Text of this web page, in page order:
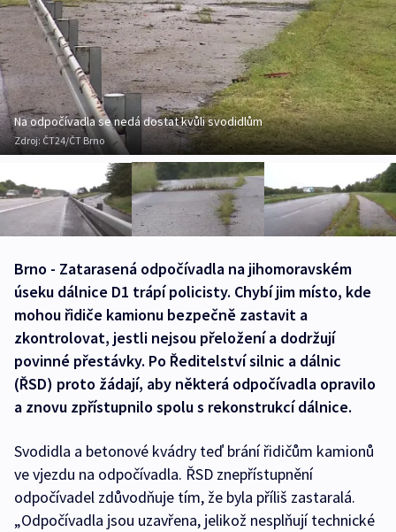
Na odpočívadla se nedá dostat kvůli svodidlům
Zdroj: ČT24/ČT Brno
Brno - Zatarasená odpočívadla na jihomoravském
úseku dálnice D1 trápí policisty. Chybí jim místo, kde
mohou řidiče kamionu bezpečně zastavit a
zkontrolovat, jestli nejsou přeložení a dodržují
povinné přestávky. Po Ředitelství silnic a dálnic
(ŘSD) proto žádají, aby některá odpočívadla opravilo
a znovu zpřístupnilo spolu s rekonstrukcí dálnice.
Svodidla a betonové kvádry teď brání řidičům kamionů
ve vjezdu na odpočívadla. ŘSD znepřístupnění
odpočívadel zdůvodňuje tím, že byla příliš zastaralá.
„Odpočívadla jsou uzavřena, jelikož nesplňují technické